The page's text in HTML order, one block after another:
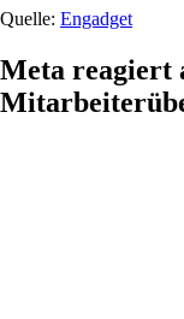
Quelle: Engadget
Meta reagiert